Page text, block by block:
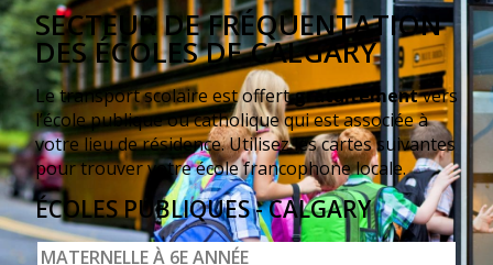
SECTEUR DE FRÉQUENTATION
DES ÉCOLES DE CALGARY
Le transport scolaire est offertgratuitementvers
l’école publique ou catholique qui est associée à
votre lieu de résidence. Utilisez les cartes suivantes
pour trouver votre école francophone locale.
ÉCOLES PUBLIQUES - CALGARY
MATERNELLE À 6E ANNÉE